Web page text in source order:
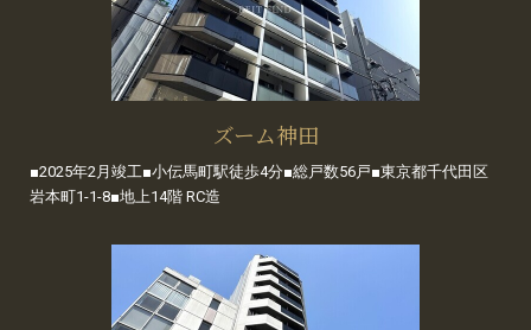
ズーム神田
■2025年2月竣工■小伝馬町駅徒歩4分■総戸数56戸■東京都千代田区
岩本町1-1-8■地上14階 RC造